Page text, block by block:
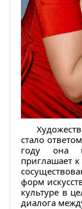
стало
году она
приглашает
форм
культуре в
диалога